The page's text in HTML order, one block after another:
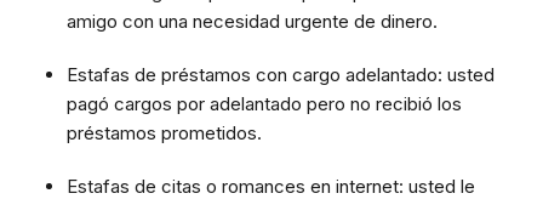
amigo con una necesidad urgente de dinero.
Estafas de préstamos con cargo adelantado: usted
pagó cargos por adelantado pero no recibió los
préstamos prometidos.
Estafas de citas o romances en internet: usted le